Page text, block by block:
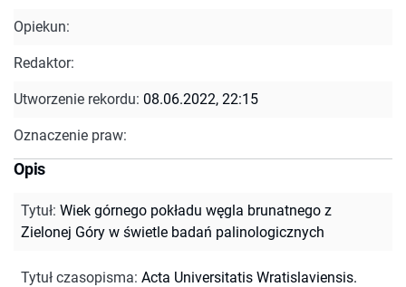
Opiekun:
Redaktor:
Utworzenie rekordu: 08.06.2022, 22:15
Oznaczenie praw:
Opis
Tytuł: Wiek górnego pokładu węgla brunatnego z
Zielonej Góry w świetle badań palinologicznych
Tytuł czasopisma: Acta Universitatis Wratislaviensis.